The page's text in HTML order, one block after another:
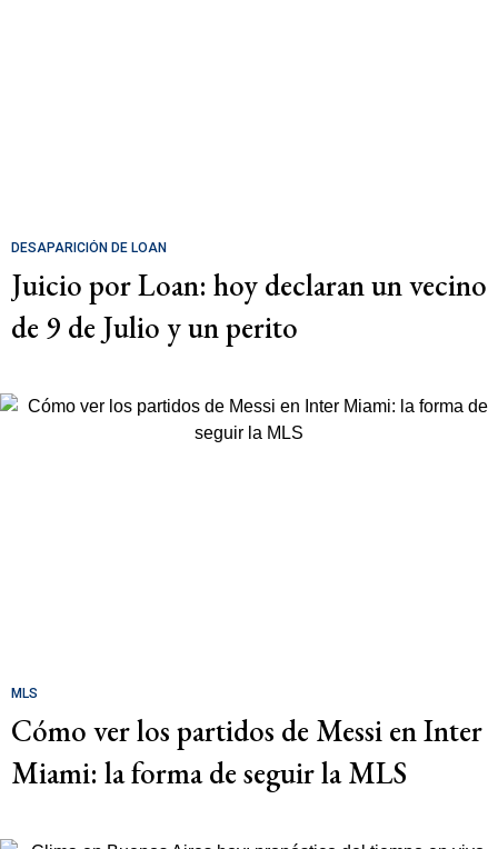
DESAPARICIÓN DE LOAN
Juicio por Loan: hoy declaran un vecino
de 9 de Julio y un perito
MLS
Cómo ver los partidos de Messi en Inter
Miami: la forma de seguir la MLS